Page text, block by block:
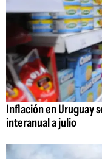
Inflación en Uruguay
interanual a julio